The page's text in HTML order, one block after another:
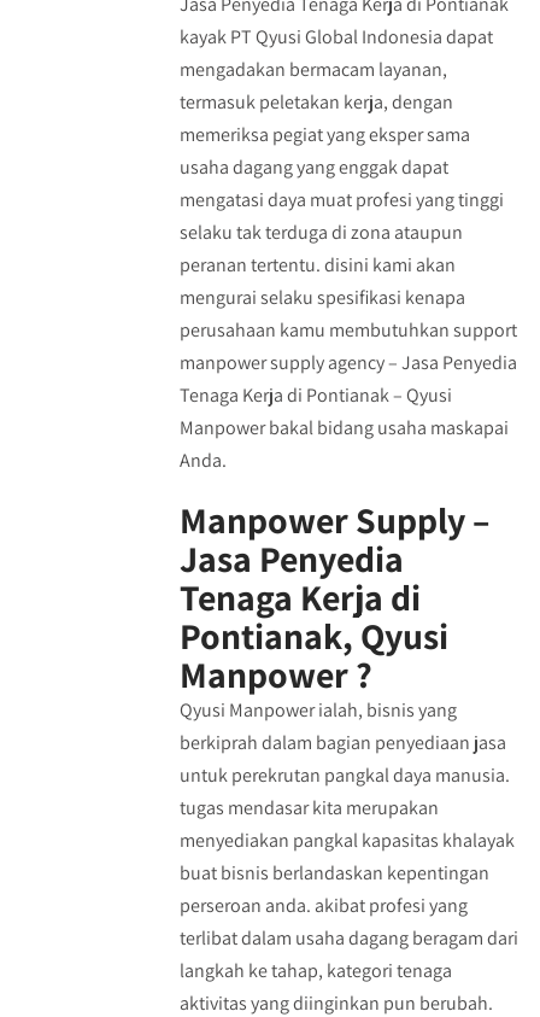
kayak PT Qyusi Global Indonesia dapat
mengadakan bermacam layanan,
termasuk peletakan kerja, dengan
memeriksa pegiat yang eksper sama
usaha dagang yang enggak dapat
mengatasi daya muat profesi yang tinggi
selaku tak terduga di zona ataupun
peranan tertentu. disini kami akan
mengurai selaku spesifikasi kenapa
perusahaan kamu membutuhkan support
manpower supply agency – Jasa Penyedia
Tenaga Kerja di Pontianak – Qyusi
Manpower bakal bidang usaha maskapai
Anda.
Manpower Supply –
Jasa Penyedia
Tenaga Kerja di
Pontianak, Qyusi
Manpower ?
Qyusi Manpower ialah, bisnis yang
berkiprah dalam bagian penyediaan jasa
untuk perekrutan pangkal daya manusia.
tugas mendasar kita merupakan
menyediakan pangkal kapasitas khalayak
buat bisnis berlandaskan kepentingan
perseroan anda. akibat profesi yang
terlibat dalam usaha dagang beragam dari
langkah ke tahap, kategori tenaga
aktivitas yang diinginkan pun berubah.